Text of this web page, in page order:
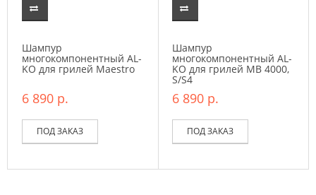
Шампур
многокомпонентный AL-
KO для грилей Maestro
6 890 р.
ПОД ЗАКАЗ
Шампур
многокомпонентный AL-
KO для грилей MB 4000,
S/S4
6 890 р.
ПОД ЗАКАЗ